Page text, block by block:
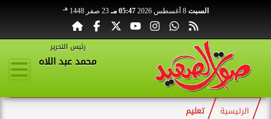
السبت 8 أغسطس 2026 05:47 مـ 23 صفر 1448 هـ
رئيس التحرير
محمد عبد اللاه
الرئيسية تعليم